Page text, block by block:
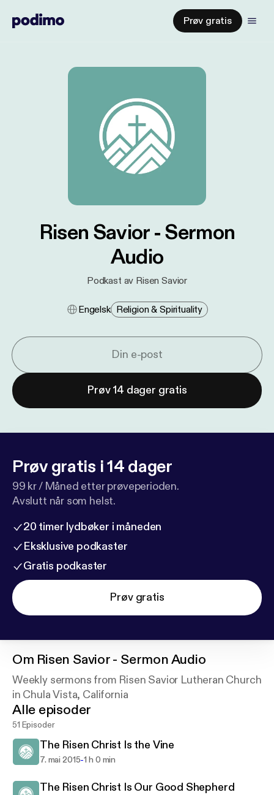
Prøv gratis
Risen Savior - Sermon
Audio
Podkast av Risen Savior
Engelsk Religion & Spirituality
Prøv 14 dager gratis
Prøv gratis i 14 dager
99 kr / Måned etter prøveperioden.
Avslutt når som helst.
20 timer lydbøker i måneden
Eksklusive podkaster
Gratis podkaster
Prøv gratis
Om Risen Savior - Sermon Audio
Weekly sermons from Risen Savior Lutheran Church
in Chula Vista, California
Alle episoder
51 Episoder
The Risen Christ Is the Vine
7. mai 2015-1 h 0 min
The Risen Christ Is Our Good Shepherd